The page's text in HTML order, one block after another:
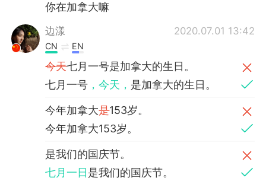
你在加拿大嘛
边漾 2020.07.01 13:42
CN EN
今天七月一号是加拿大的生日。
七月一号 ，今天， 是加拿大的生日。
今年加拿大是153岁。
今年加拿大153岁。
是我们的国庆节。
七月一日是我们的国庆节。